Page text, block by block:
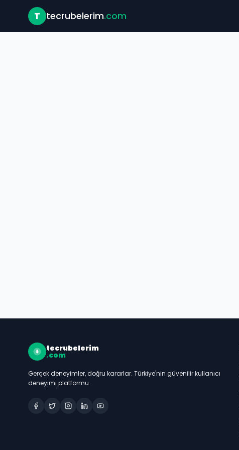
T tecrubelerim.com
tecrubelerim
.com
Gerçek deneyimler, doğru kararlar. Türkiye'nin güvenilir kullanıcı
deneyimi platformu.